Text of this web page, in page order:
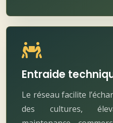
Entraide
Le réseau facilite
des cultures,